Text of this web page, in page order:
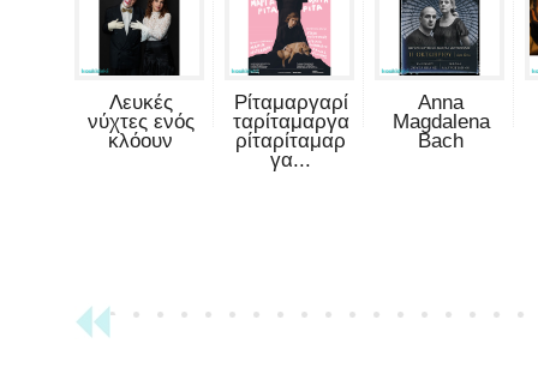
Λευκές
νύχτες ενός
κλόουν
Ρίταμαργαρί
ταρίταμαργα
ρίταρίταμαρ
γα...
Anna
Magdalena
Bach